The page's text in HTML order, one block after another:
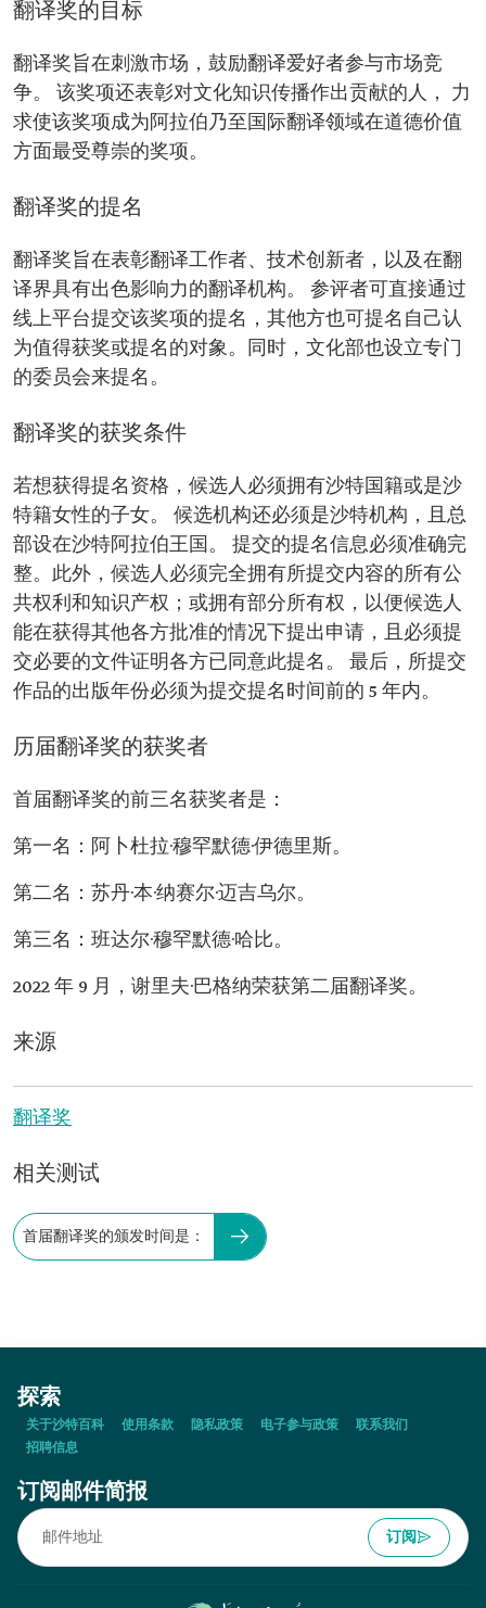
翻译奖的目标
翻译奖旨在刺激市场，鼓励翻译爱好者参与市场竞
争。 该奖项还表彰对文化知识传播作出贡献的人， 力
求使该奖项成为阿拉伯乃至国际翻译领域在道德价值
方面最受尊崇的奖项。
翻译奖的提名
翻译奖旨在表彰翻译工作者、技术创新者，以及在翻
译界具有出色影响力的翻译机构。 参评者可直接通过
线上平台提交该奖项的提名，其他方也可提名自己认
为值得获奖或提名的对象。同时，文化部也设立专门
的委员会来提名。
翻译奖的获奖条件
若想获得提名资格，候选人必须拥有沙特国籍或是沙
特籍女性的子女。 候选机构还必须是沙特机构，且总
部设在沙特阿拉伯王国。 提交的提名信息必须准确完
整。此外，候选人必须完全拥有所提交内容的所有公
共权利和知识产权；或拥有部分所有权，以便候选人
能在获得其他各方批准的情况下提出申请，且必须提
交必要的文件证明各方已同意此提名。 最后，所提交
作品的出版年份必须为提交提名时间前的 5 年内。
历届翻译奖的获奖者
首届翻译奖的前三名获奖者是：
第一名：阿卜杜拉·穆罕默德·伊德里斯。
第二名：苏丹·本·纳赛尔·迈吉乌尔。
第三名：班达尔·穆罕默德·哈比。
2022 年 9 月，谢里夫·巴格纳荣获第二届翻译奖。
来源
翻译奖
相关测试
首届翻译奖的颁发时间是：
探索
关于沙特百科 使用条款 隐私政策 电子参与政策
联系我们
招聘信息
订阅邮件简报
订阅